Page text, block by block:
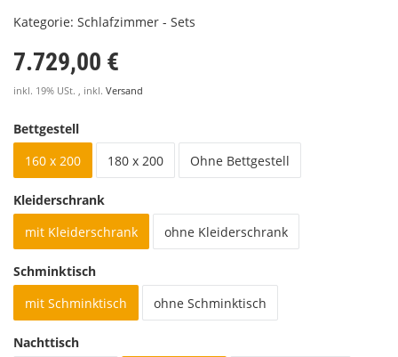
Kategorie: Schlafzimmer - Sets
7.729,00 €
inkl. 19% USt. , inkl. Versand
Bettgestell
160 x 200
180 x 200 Ohne Bettgestell
Kleiderschrank
mit Kleiderschrank
ohne Kleiderschrank
Schminktisch
mit Schminktisch
ohne Schminktisch
Nachttisch